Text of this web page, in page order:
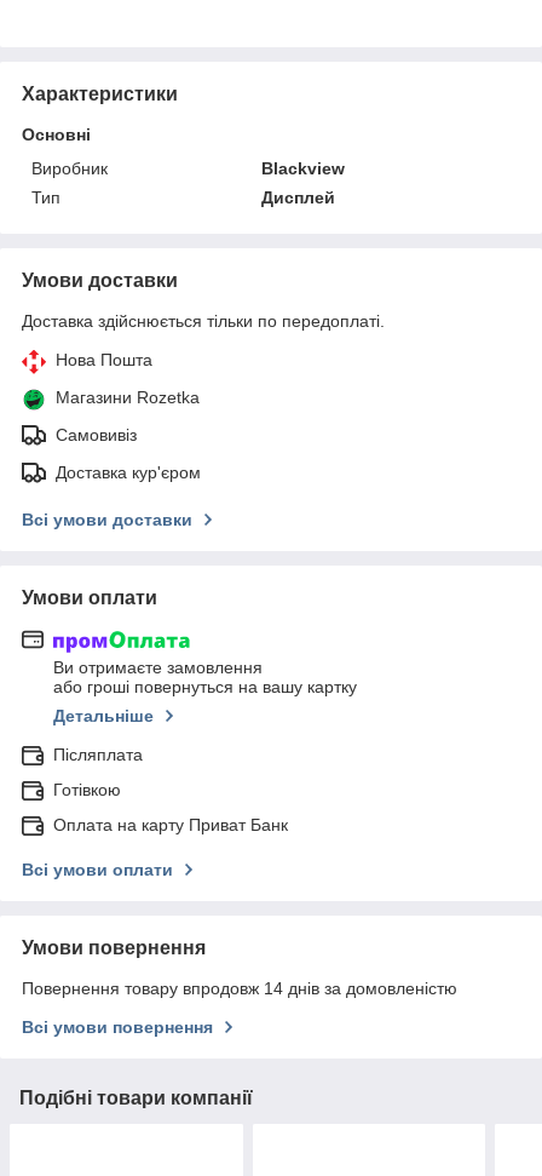
Характеристики
Основні
Виробник
Blackview
Тип
Дисплей
Умови доставки
Доставка здійснюється тільки по передоплаті.
Нова Пошта
Магазини Rozetka
Самовивіз
Доставка кур'єром
Всі умови доставки
Умови оплати
Ви отримаєте замовлення
або гроші повернуться на вашу картку
Детальніше
Післяплата
Готівкою
Оплата на карту Приват Банк
Всі умови оплати
Умови повернення
Повернення товару впродовж 14 днів за домовленістю
Всі умови повернення
Подібні товари компанії